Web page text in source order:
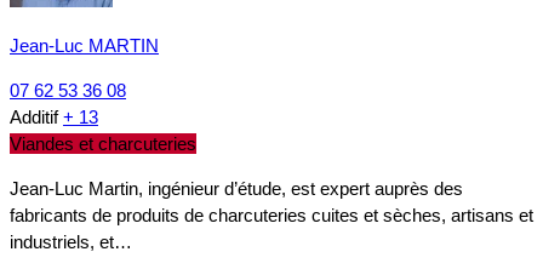
Jean-Luc MARTIN
07 62 53 36 08
Additif + 13
Viandes et charcuteries
Jean-Luc Martin, ingénieur d’étude, est expert auprès des
fabricants de produits de charcuteries cuites et sèches, artisans et
industriels, et…